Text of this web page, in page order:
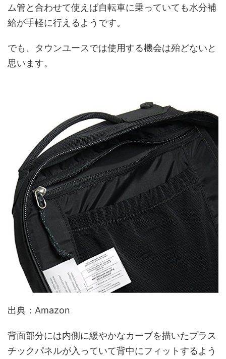
ム管と合わせて使えば自転車に乗っていても水分補
給が手軽に行えるようです。
でも、タウンユースでは使用する機会は殆どないと
思います。
出典：Amazon
背面部分には内側に緩やかなカーブを描いたプラス
チックパネルが入っていて背中にフィットするよう